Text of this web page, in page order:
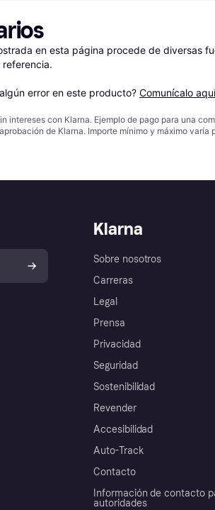
en esta página procede de diversas
referencia.
error en este producto? Comunícalo aquí
intereses con Klarna. Ejemplo de pago para una
de Klarna. Importe mínimo y máximo
Klarna
Sobre nosotros
Carreras
Legal
Prensa
Privacidad
Seguridad
Sostenibilidad
Revender
Accesibilidad
Auto-Track
Contacto
Información de contacto
autoridades